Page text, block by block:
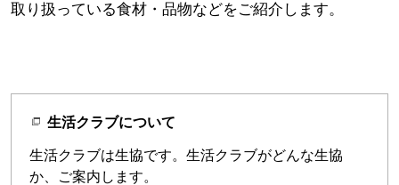
取り扱っている食材・品物などをご紹介します。
生活クラブについて
生活クラブは生協です。生活クラブがどんな生協
か、ご案内します。